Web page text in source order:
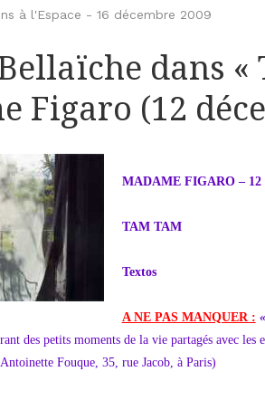
à l'Espace - 16 décembre 2009
dans «
Figaro (12
MADAME FIGARO – 12
TAM TAM
Textos
A NE PAS MANQUER :
des petits moments de la vie partagés avec les
Fouque, 35, rue Jacob, à Paris)